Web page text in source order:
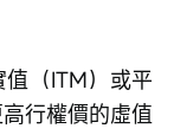
（ITM）或平
行權價的虛值